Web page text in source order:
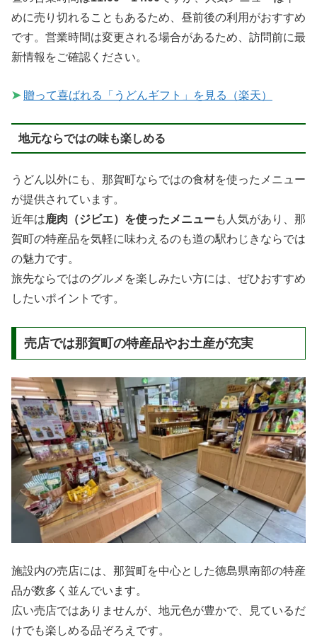
めに売り切れることもあるため、昼前後の利用がおすすめ
です。営業時間は変更される場合があるため、訪問前に最
新情報をご確認ください。
➤ 贈って喜ばれる「うどんギフト」を見る（楽天）
地元ならではの味も楽しめる
うどん以外にも、那賀町ならではの食材を使ったメニュー
が提供されています。
近年は鹿肉（ジビエ）を使ったメニューも人気があり、那
賀町の特産品を気軽に味わえるのも道の駅わじきならでは
の魅力です。
旅先ならではのグルメを楽しみたい方には、ぜひおすすめ
したいポイントです。
売店では那賀町の特産品やお土産が充実
施設内の売店には、那賀町を中心とした徳島県南部の特産
品が数多く並んでいます。
広い売店ではありませんが、地元色が豊かで、見ているだ
けでも楽しめる品ぞろえです。